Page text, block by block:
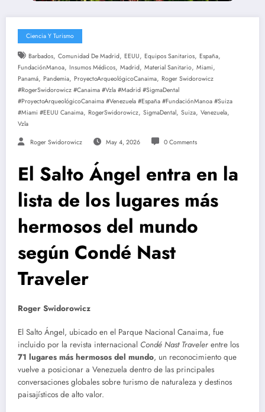
Ciencia Y Turismo
Barbados, Comunidad De Madrid, EEUU, Equipos Sanitarios, España,
FundaciónManoa, Insumos Médicos, Madrid, Material Sanitario, Miami,
Panamá, Pandemia, ProyectoArqueológicoCanaima, Roger Swidorowicz
#RogerSwidorowicz #Canaima #Vzla #Madrid #SigmaDental
#ProyectoArqueológicoCanaima #Venezuela #España #FundaciónManoa #Suiza
#Miami #EEUU Canaima, RogerSwidorowicz, SigmaDental, Suiza, Venezuela,
Vzla
Roger Swidorowicz May 4, 2026 0 Comments
El Salto Ángel entra en la
lista de los lugares más
hermosos del mundo
según Condé Nast
Traveler
Roger Swidorowicz
El Salto Ángel, ubicado en el Parque Nacional Canaima, fue
incluido por la revista internacional Condé Nast Traveler entre los
71 lugares más hermosos del mundo, un reconocimiento que
vuelve a posicionar a Venezuela dentro de las principales
conversaciones globales sobre turismo de naturaleza y destinos
paisajísticos de alto valor.